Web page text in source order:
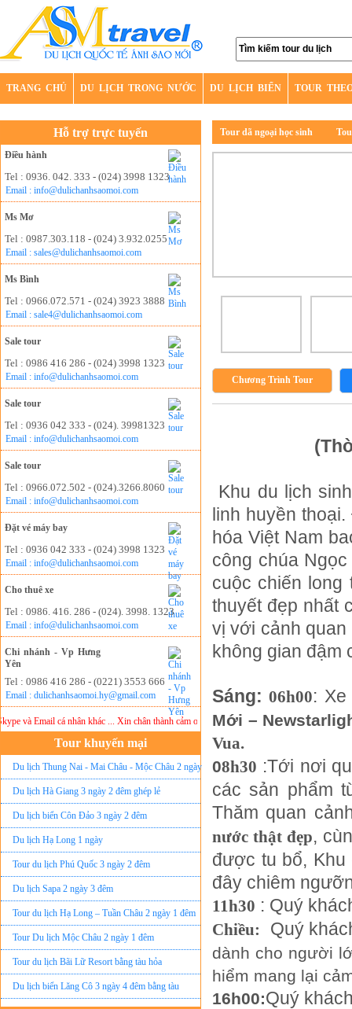
TRANG CHỦ DU LỊCH TRONG NƯỚC DU LỊCH BIỂN TOUR
Hỗ trợ trực tuyến
Điều hành
Tel : 0936. 042. 333 - (024) 3998 1323
Email : info@dulichanhsaomoi.com
Ms Mơ
Tel : 0987.303.118 - (024) 3.932.0255
Email : sales@dulichanhsaomoi.com
Ms Bình
Tel : 0966.072.571 - (024) 3923 3888
Email : sale4@dulichanhsaomoi.com
Sale tour
Tel : 0986 416 286 - (024) 3998 1323
Email : info@dulichanhsaomoi.com
Sale tour
Tel : 0936 042 333 - (024). 39981323
Email : info@dulichanhsaomoi.com
Sale tour
Tel : 0966.072.502 - (024).3266.8060
Email : info@dulichanhsaomoi.com
Đặt vé máy bay
Tel : 0936 042 333 - (024) 3998 1323
Email : info@dulichanhsaomoi.com
Cho thuê xe
Tel : 0986. 416. 286 - (024). 3998. 1323
Email : info@dulichanhsaomoi.com
Chi nhánh - Vp Hưng
Yên
Tel : 0986 416 286 - (0221) 3553 666
Email : dulichanhsaomoi.hy@gmail.com
Lưu ý: DU LỊCH ÁNH SAO MỚI
Email cá nhân khác ... Xin chân thành cảm ơn!
Tour khuyến mại
Du lịch Thung Nai - Mai Châu - Mộc Châu 2 ngày
ghép lẻ
Du lịch Hà Giang 3 ngày 2 đêm ghép lẻ
Du lịch biển Côn Đảo 3 ngày 2 đêm
Du lịch Hạ Long 1 ngày
Tour du lịch Phú Quốc 3 ngày 2 đêm
Du lịch Sapa 2 ngày 3 đêm
Tour du lịch Hạ Long – Tuần Châu 2 ngày 1 đêm
Tour Du lịch Mộc Châu 2 ngày 1 đêm
Tour du lịch Bãi Lữ Resort bằng tàu hỏa
Du lịch biển Lăng Cô 3 ngày 4 đêm bằng tàu
Tour dã ngoại học sinh
Chương Trình Tour
Khu du lịch
linh huyền
hóa Việt Nam
công chúa
cuộc chiến
thuyết đẹp nhất
vị với cảnh
không gian đậm
Sáng: 06h00:
Mới –
Vua.
08h30 :Tới nơi
các sản phẩm
Thăm quan
nước thật đẹp,
được tu bổ, Khu
đây chiêm
11h30 : Quý
Chiều: Quý
dành cho người
hiểm mang lại
16h00:Quý